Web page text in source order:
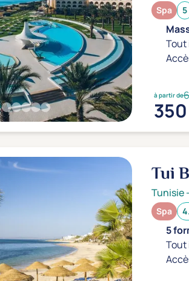
Spa 5
à partir de
Tui
Tunisie-
Spa
5